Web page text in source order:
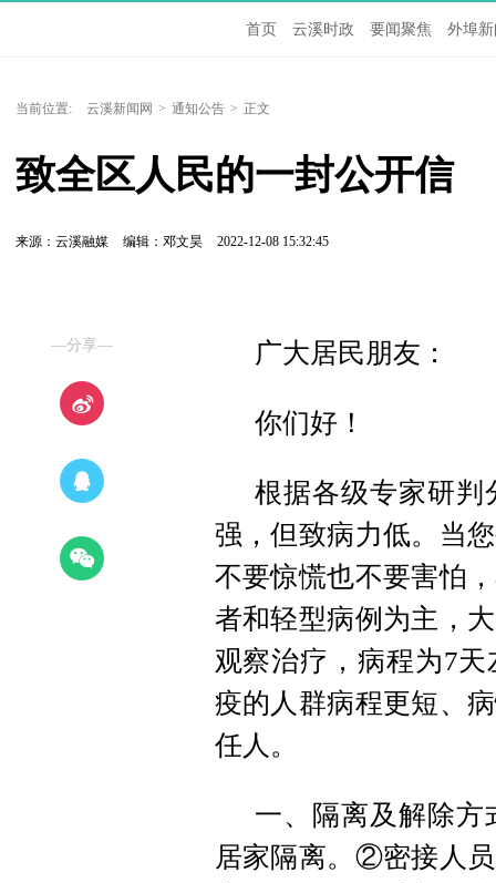
首页 云溪时政 要闻聚焦 外埠
当前位置: 云溪新闻网 > 通知公告 > 正文
致全区人民的一封公开信
来源：云溪融媒 编辑：邓文昊 2022-12-08 15:32:45
—分享— 广大居民朋友：
你们好！
根据各级专家研判
强，但致病力低。当
不要惊慌也不要害怕
者和轻型病例为主，
观察治疗，病程为7
疫的人群病程更短、
任人。
一、隔离及解除
居家隔离。②密接人